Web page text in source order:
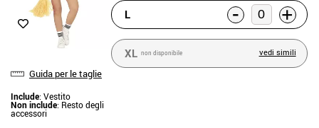
Guida per le taglie
Include: Vestito
Non include: Resto degli
accessori
L - +
XL non disponibile vedi simili